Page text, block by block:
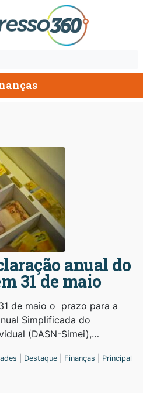
anual do
31 de maio
de maio o prazo para a
Simplificada do
(DASN-Simei),…
Destaque Finanças Principal